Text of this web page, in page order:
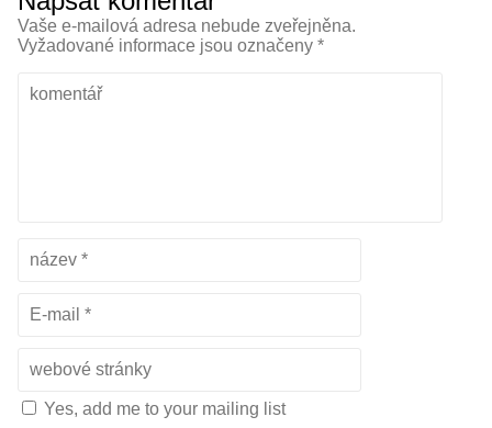
Vaše e-mailová adresa nebude zveřejněna.
Vyžadované informace jsou označeny *
Yes, add me to your mailing list